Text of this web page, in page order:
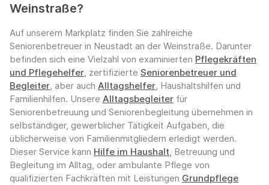
Weinstraße?
Auf unserem Markplatz finden Sie zahlreiche
Seniorenbetreuer in Neustadt an der Weinstraße. Darunter
befinden sich eine Vielzahl von examinierten Pflegekräften
und Pflegehelfer, zertifizierte Seniorenbetreuer und
Begleiter, aber auch Alltagshelfer, Haushaltshilfen und
Familienhilfen. Unsere Alltagsbegleiter für
Seniorenbetreuung und Seniorenbegleitung übernehmen in
selbständiger, gewerblicher Tätigkeit Aufgaben, die
üblicherweise von Familienmitgliedern erledigt werden.
Dieser Service kann Hilfe im Haushalt, Betreuung und
Begleitung im Alltag, oder ambulante Pflege von
qualifizierten Fachkräften mit Leistungen Grundpflege